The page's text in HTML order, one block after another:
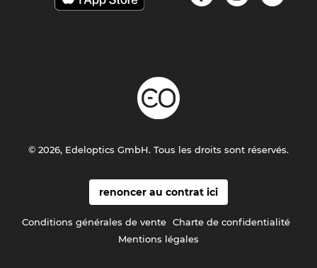
renoncer au contrat ici
Conditions générales de vente Charte de confidentialité
Mentions légales
© 2026, Edeloptics GmbH. Tous les droits sont réservés.